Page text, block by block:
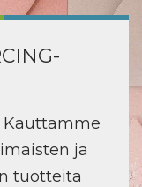
Kauttamme
ja
tuotteita